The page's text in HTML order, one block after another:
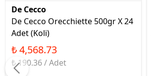
De Cecco
De Cecco Orecchiette 500gr X 24
Adet (Koli)
₺ 4,568.73
₺ 190.36 / Adet